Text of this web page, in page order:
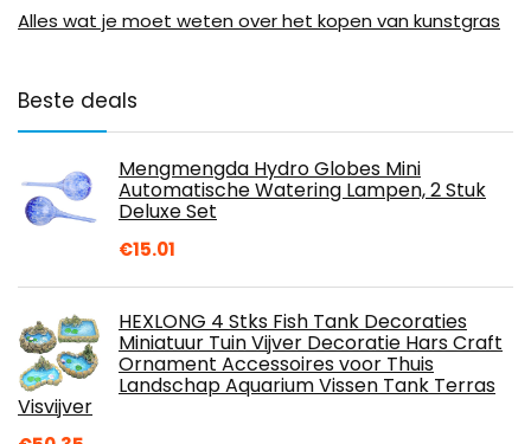
Alles wat je moet weten over het kopen van kunstgras
Beste deals
Mengmengda Hydro Globes Mini
Automatische Watering Lampen, 2 Stuk
Deluxe Set
€15.01
HEXLONG 4 Stks Fish Tank Decoraties
Miniatuur Tuin Vijver Decoratie Hars Craft
Ornament Accessoires voor Thuis
Landschap Aquarium Vissen Tank Terras
Visvijver